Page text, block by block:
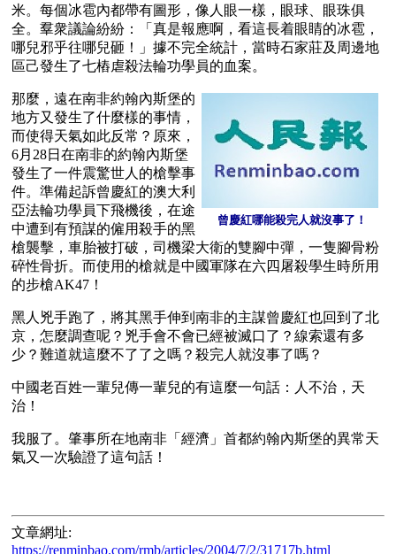
米。每個冰雹內都帶有圖形，像人眼一樣，眼球、眼珠俱
全。羣衆議論紛紛：「真是報應啊，看這長着眼睛的冰雹，
哪兒邪乎往哪兒砸！」據不完全統計，當時石家莊及周邊地
區己發生了七樁虐殺法輪功學員的血案。
曾慶紅哪能殺完人就沒事了！
那麼，遠在南非約翰內斯堡的
地方又發生了什麼樣的事情，
而使得天氣如此反常？原來，
6月28日在南非的約翰內斯堡
發生了一件震驚世人的槍擊事
件。準備起訴曾慶紅的澳大利
亞法輪功學員下飛機後，在途
中遭到有預謀的僱用殺手的黑
槍襲擊，車胎被打破，司機梁大衛的雙腳中彈，一隻腳骨粉
碎性骨折。而使用的槍就是中國軍隊在六四屠殺學生時所用
的步槍AK47！
黑人兇手跑了，將其黑手伸到南非的主謀曾慶紅也回到了北
京，怎麼調查呢？兇手會不會已經被滅口了？線索還有多
少？難道就這麼不了了之嗎？殺完人就沒事了嗎？
中國老百姓一輩兒傳一輩兒的有這麼一句話：人不治，天
治！
我服了。肇事所在地南非「經濟」首都約翰內斯堡的異常天
文章網址:
https://renminbao.com/rmb/articles/2004/7/2/31717b.html